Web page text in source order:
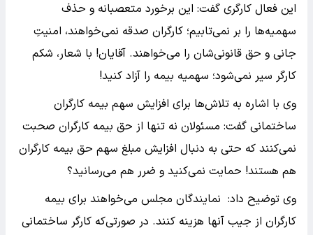
این فعال کارگری گفت: این برخورد متعصبانه و حذف
سهمیه‌ها را بر نمی‌تابیم؛ کارگران صدقه نمی‌خواهند، امنیتِ
جانی و حق قانونی‌شان را می‌خواهند. آقایان! با شعار، شکم
کارگر سیر نمی‌شود؛ سهمیه بیمه را آزاد کنید!
وی با اشاره به تلاش‌ها برای افزایش سهم بیمه کارگران
ساختمانی گفت: مسئولان نه تنها از حق بیمه کارگران صحبت
نمی‌کنند که حتی به دنبال افزایش مبلغ سهم حق بیمه کارگران
هم هستند! حمایت نمی‌کنید و ضرر هم می‌رسانید؟
وی توضیح داد: نمایندگان مجلس می‌خو‌اهند برای بیمه
کارگران از جیب آنها هزینه کنند. در صورتی‌که کارگر ساختمانی